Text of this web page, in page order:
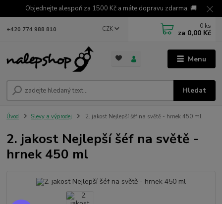
Objednejte alespoň za 1500 Kč a máte dopravu zdarma. 🚚
Menu
CZK
Hledat
+420 774 988 810 0 ks
za 0,00 Kč
Úvod Slevy a výprodej 2. jakost Nejlepší šéf na světě - hrnek 450 ml
2. jakost Nejlepší šéf na světě -
hrnek 450 ml